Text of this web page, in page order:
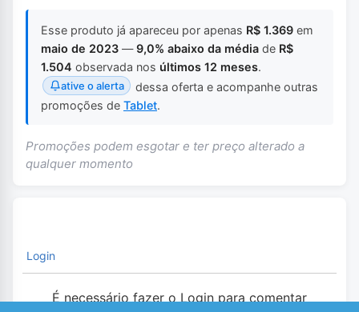
Esse produto já apareceu por apenas R$ 1.369 em
maio de 2023 —9,0% abaixo da média de R$
1.504 observada nos últimos 12 meses.
ative o alerta
dessa oferta e acompanhe outras
promoções de Tablet.
Promoções podem esgotar e ter preço alterado a
qualquer momento
Login
É necessário fazer o Login para comentar